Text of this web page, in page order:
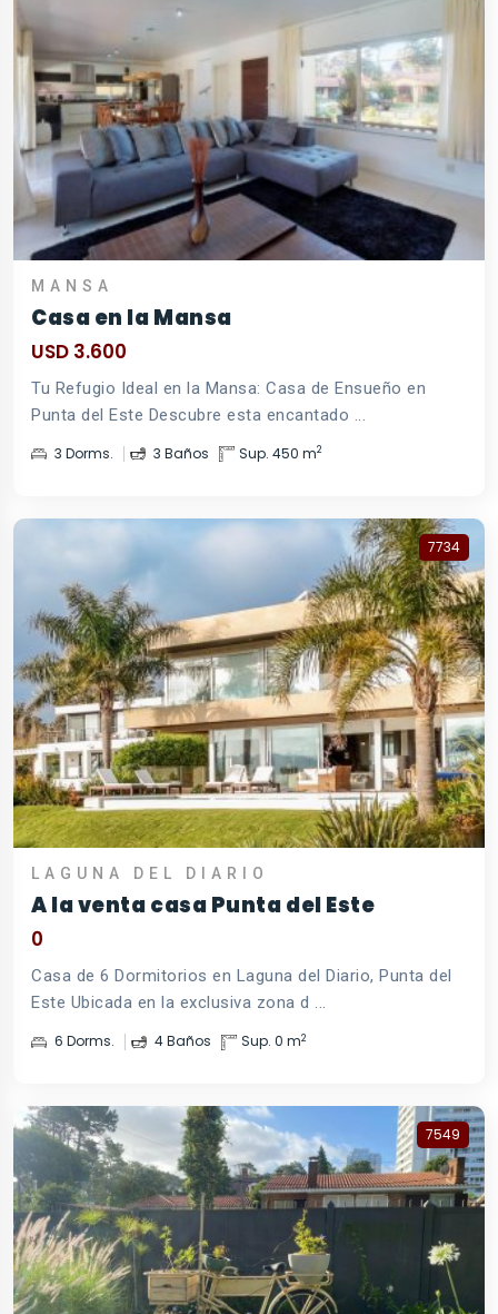
MANSA
Casa en la Mansa
USD 3.600
Tu Refugio Ideal en la Mansa: Casa de Ensueño en
Punta del Este Descubre esta encantado ...
3 Dorms. 3 Baños Sup. 450 m2
7734
LAGUNA DEL DIARIO
A la venta casa Punta del Este
0
Casa de 6 Dormitorios en Laguna del Diario, Punta del
Este Ubicada en la exclusiva zona d ...
6 Dorms. 4 Baños Sup. 0 m2
7549